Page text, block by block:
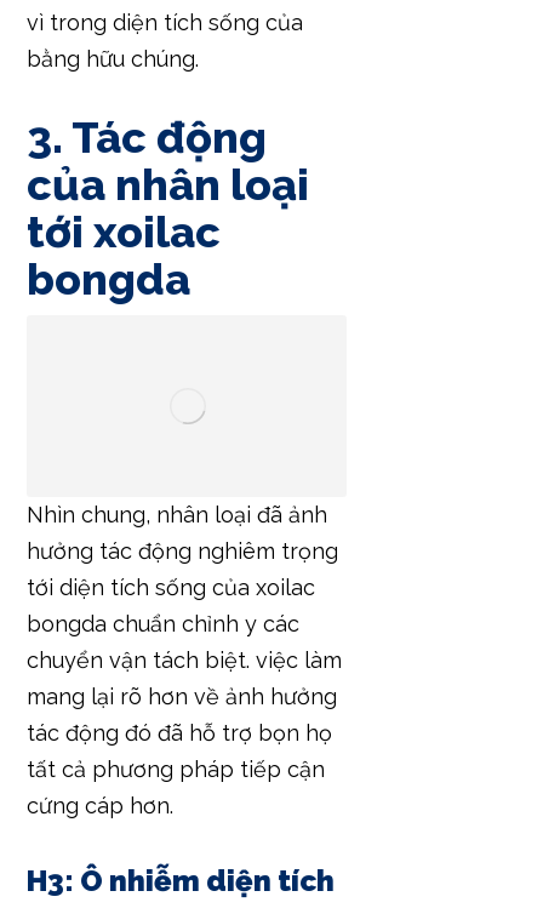
vì trong diện tích sống của
bằng hữu chúng.
3. Tác động
của nhân loại
tới xoilac
bongda
Nhìn chung, nhân loại đã ảnh
hưởng tác động nghiêm trọng
tới diện tích sống của xoilac
bongda chuẩn chỉnh y các
chuyển vận tách biệt. việc làm
mang lại rõ hơn về ảnh hưởng
tác động đó đã hỗ trợ bọn họ
tất cả phương pháp tiếp cận
cứng cáp hơn.
H3: Ô nhiễm diện tích